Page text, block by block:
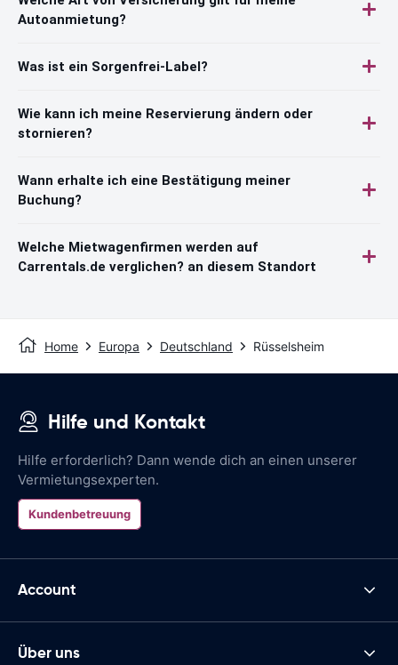
Autoanmietung?
Was ist ein Sorgenfrei-Label?
Wie kann ich meine Reservierung ändern oder
stornieren?
Wann erhalte ich eine Bestätigung meiner
Buchung?
Welche Mietwagenfirmen werden auf
Carrentals.de verglichen? an diesem Standort
Home Europa Deutschland Rüsselsheim
Hilfe und Kontakt
Hilfe erforderlich? Dann wende dich an einen unserer
Vermietungsexperten.
Kundenbetreuung
Account
Über uns